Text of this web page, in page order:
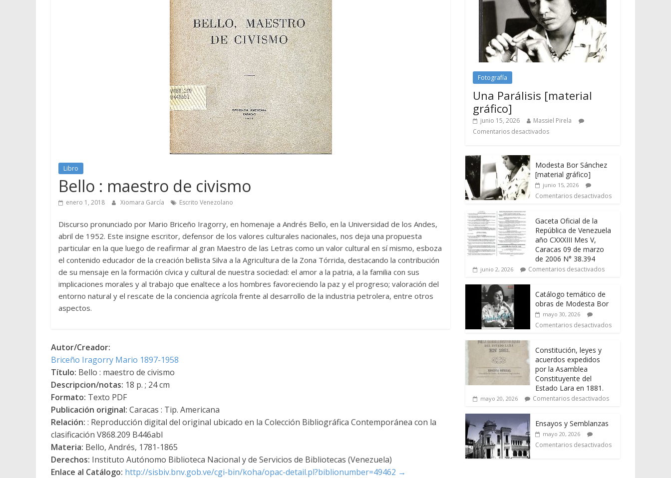
Libro
Bello : maestro de civismo
enero 1, 2018 Xiomara García Escrito Venezolano
Discurso pronunciado por Mario Briceño Iragorry, en homenaje a Andrés Bello, en la Universidad de los Andes,
abril de 1952. Este insigne escritor, defensor de los valores culturales nacionales, nos deja una propuesta
particular en la que luego de reafirmar al gran Maestro de las Letras como un valor cultural en sí mismo, esboza
el contenido educador de la creación bellista Silva a la Agricultura de la Zona Tórrida, destacando la contribución
de su mensaje en la formación cívica y cultural de nuestra sociedad: el amor a la patria, a la familia con sus
implicaciones morales y al trabajo que enaltece a los hombres favoreciendo la paz y el progreso; valoración del
entorno natural y el rescate de la conciencia agrícola frente al desarrollo de la industria petrolera, entre otros
aspectos.
Autor/Creador:
Briceño Iragorry Mario 1897-1958
Título: Bello : maestro de civismo
Descripcion/notas: 18 p. ; 24 cm
Formato: Texto PDF
Publicación original: Caracas : Tip. Americana
Relación: : Reproducción digital del original ubicado en la Colección Bibliográfica Contemporánea con la
clasificación V868.209 B446abl
Materia: Bello, Andrés, 1781-1865
Derechos: Instituto Autónomo Biblioteca Nacional y de Servicios de Bibliotecas (Venezuela)
Enlace al Catálogo: http://sisbiv.bnv.gob.ve/cgi-bin/koha/opac-detail.pl?biblionumber=49462 →
Fotografía
Una Parálisis [material
gráfico]
junio 15, 2026
Massiel Pirela
Comentarios desactivados
Modesta Bor Sánchez
[material gráfico]
junio 15, 2026
Comentarios desactivados
Gaceta Oficial de la
República de Venezuela
año CXXXIII Mes V,
Caracas 09 de marzo
de 2006 N° 38.394
junio 2, 2026 Comentarios desactivados
Catálogo temático de
obras de Modesta Bor
mayo 30, 2026
Comentarios desactivados
Constitución, leyes y
acuerdos expedidos
por la Asamblea
Constituyente del
Estado Lara en 1881.
mayo 20, 2026 Comentarios desactivados
Ensayos y Semblanzas
mayo 20, 2026
Comentarios desactivados